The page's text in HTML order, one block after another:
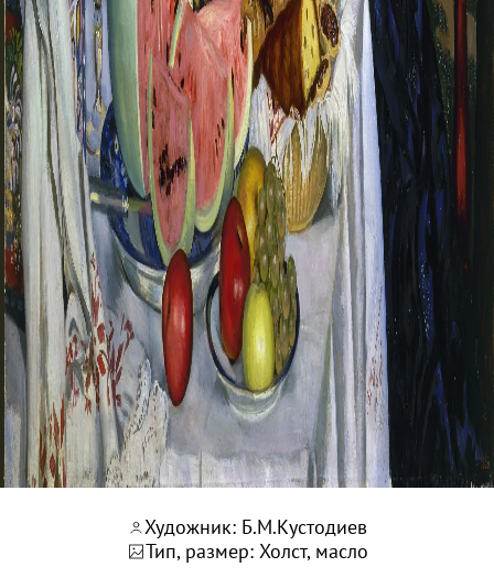
Михайловский сад
Западный павильон Михайловского
Восточный павильон Михайловского
Филиал в Кемерово
Клуб Друзей Русского музея
Партнеры и спонсоры
Культурно-просветительские и
Ассоциация художественных музеев
Локальные нормативные акты
Уставные документы
Закупки
Результаты проведения специальной
Аренда
Противодействие терроризму
Противодействие коррупции
Коллекции
Древнерусское искусство
Художник: Б.М.Кустодиев
Тип, размер: Холст, масло